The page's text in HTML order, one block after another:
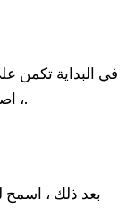
في البداية تكمن
، اصنع زاوية 45 درجة بمساعدة فخذك ورجلك.
بعد ذلك ، اسمح